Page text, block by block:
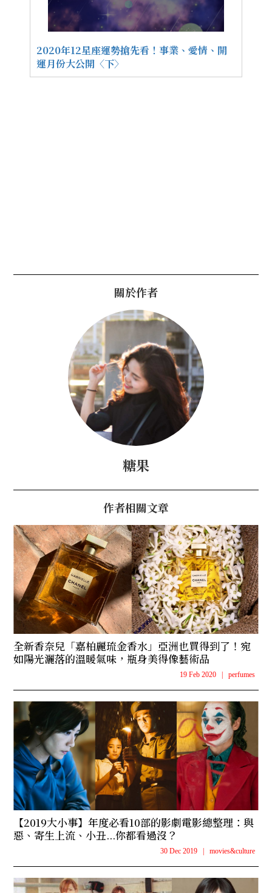
2020年12星座運勢搶先看！事業、愛情、開
運月份大公開〈下〉
關於作者
糖果
作者相關文章
全新香奈兒「嘉柏麗琉金香水」亞洲也買得到了！宛
如陽光灑落的溫暖氣味，瓶身美得像藝術品
19 Feb 2020 | perfumes
【2019大小事】年度必看10部的影劇電影總整理：與
惡、寄生上流、小丑...你都看過沒？
30 Dec 2019 | movies&culture